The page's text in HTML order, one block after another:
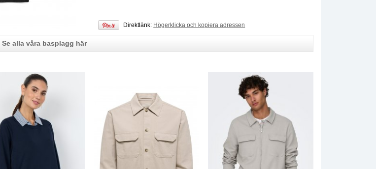
Direktlänk: Högerklicka och kopiera adressen
Se alla våra basplagg här